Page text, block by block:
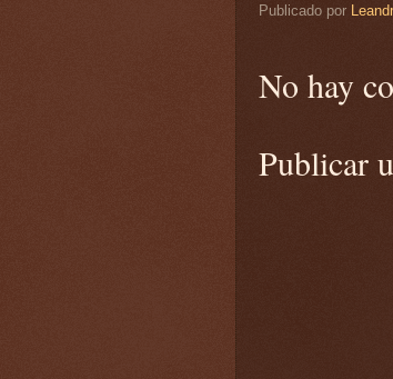
Publicado por
No hay
Publicar